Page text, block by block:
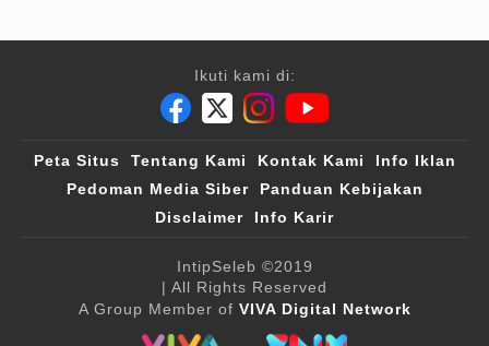
Ikuti kami di:
Peta Situs Tentang Kami Kontak Kami
Info Iklan
Pedoman Media Siber
Panduan Kebijakan
Disclaimer
Info Karir
IntipSeleb ©2019
| All Rights Reserved
A Group Member of VIVA Digital Network